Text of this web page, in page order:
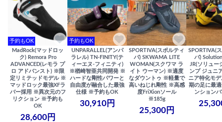
予約もOK
MadRock(マッドロッ
ク) Remora Pro
ADVANCED(レモラ プ
ロ アドバンスト) ※限
定リミテッドモデル ※
マッドロック最強XFラ
バー採用 ※異次元のフ
リクション ※予約も
OK
28,600円
予約もOK
UNPARALLEL(アンパ
ラレル) TN-FINITY(テ
ィーエヌ-フィニティ)
※楢崎智亜共同開発 ※
ハードな剛性パワーと
自由度が融合した最強
仕様 ※予約もOK
30,910円
SPORTIVA(スポルティ
バ) SKWAMA LITE
WOMAN(スクワマ ラ
イト ウーマン) ※適度
なダウントゥ ※軽量で
高いねじれ剛性 ※高感
度FriXionソール
※185g
25,300円
SPORTIVA(
バ)
JR(ソリュー
ンプ ジュニ
ニア特化モ
期の足に最
ンション